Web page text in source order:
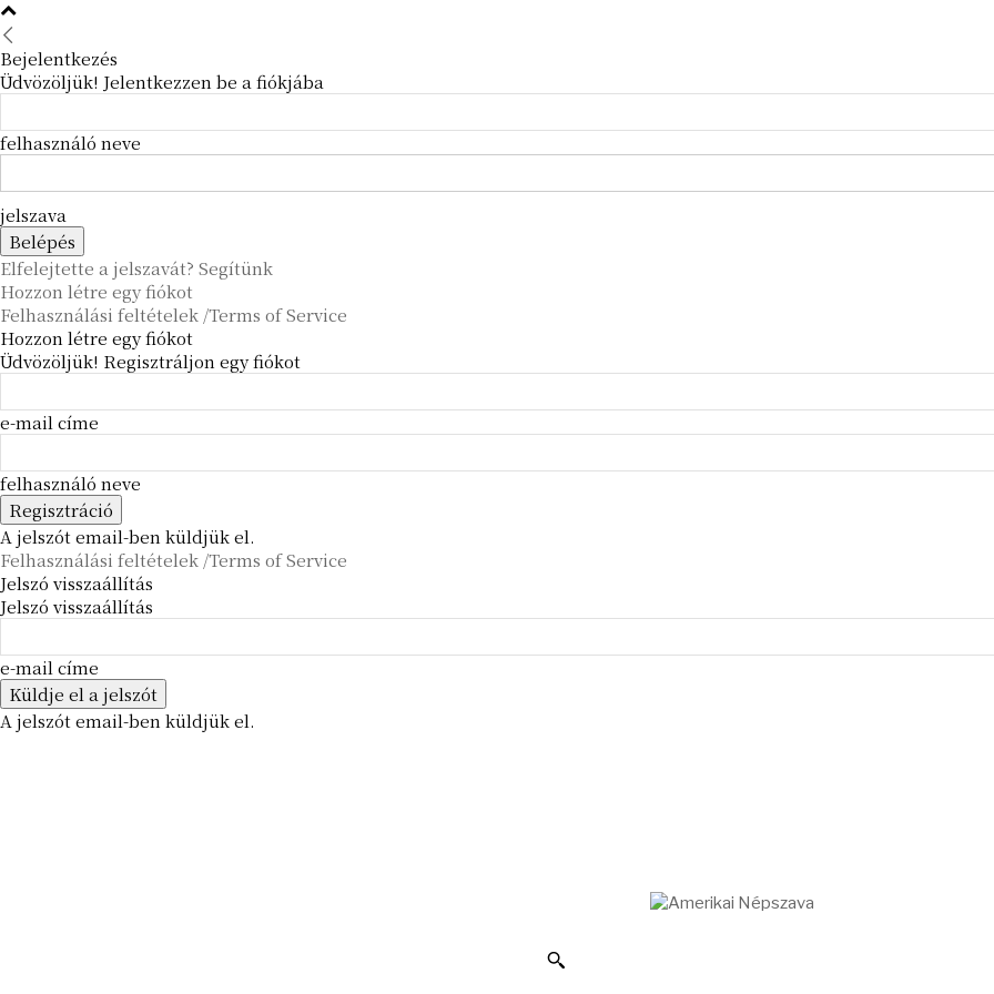
Bejelentkezés
Üdvözöljük! Jelentkezzen be a fiókjába
felhasználó neve
jelszava
Elfelejtette a jelszavát? Segítünk
Hozzon létre egy fiókot
Felhasználási feltételek /Terms of Service
Hozzon létre egy fiókot
Üdvözöljük! Regisztráljon egy fiókot
e-mail címe
felhasználó neve
A jelszót email-ben küldjük el.
Felhasználási feltételek /Terms of Service
Jelszó visszaállítás
Jelszó visszaállítás
e-mail címe
A jelszót email-ben küldjük el.